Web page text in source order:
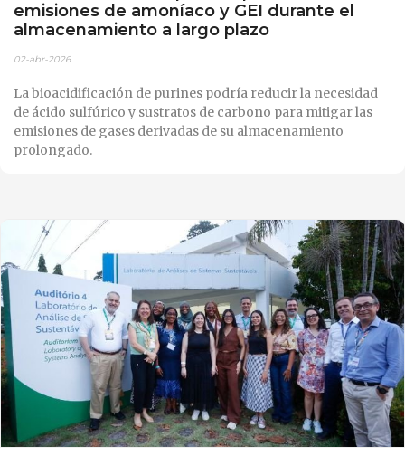
emisiones de amoníaco y GEI durante el
almacenamiento a largo plazo
02-abr-2026
La bioacidificación de purines podría reducir la necesidad
de ácido sulfúrico y sustratos de carbono para mitigar las
emisiones de gases derivadas de su almacenamiento
prolongado.